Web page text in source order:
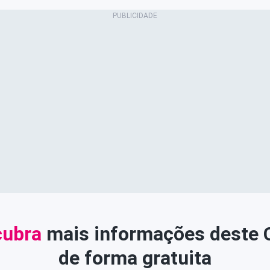
mais informações deste
de forma gratuita